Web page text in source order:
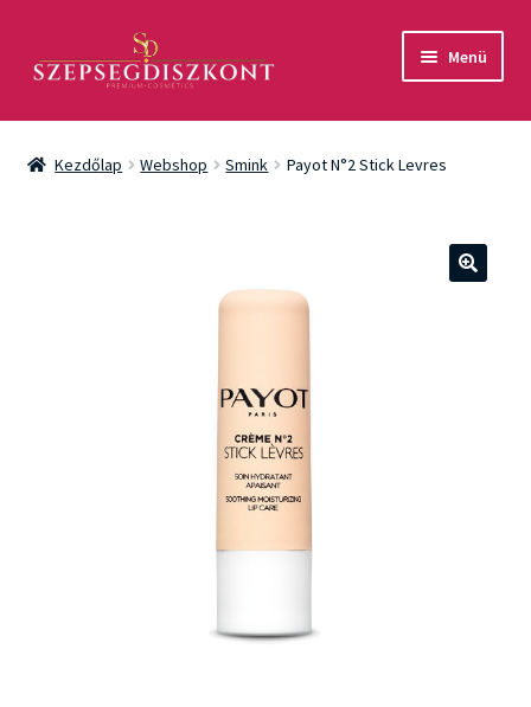
aa
Menü
Akció
Csomagok
Kezdőlap Webshop Smink Payot N°2 Stick Levres